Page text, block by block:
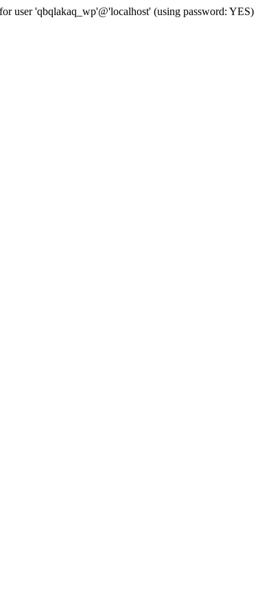
user 'qbqlakaq_wp'@'localhost' (using password: YES)